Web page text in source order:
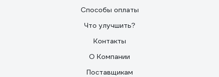
Способы оплаты
Что улучшить?
Контакты
О Компании
Поставщикам